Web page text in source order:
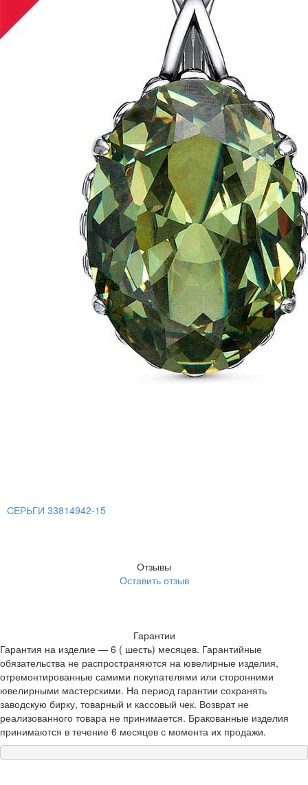
СЕРЬГИ 33814942-15
Отзывы
Оставить отзыв
Гарантии
Гарантия на изделие — 6 ( шесть) месяцев. Гарантийные
обязательства не распространяются на ювелирные изделия,
отремонтированные самими покупателями или сторонними
ювелирными мастерскими. На период гарантии сохранять
заводскую бирку, товарный и кассовый чек. Возврат не
реализованного товара не принимается. Бракованные изделия
принимаются в течение 6 месяцев с момента их продажи.